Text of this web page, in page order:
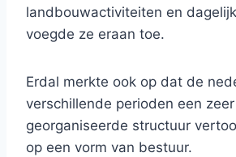
landbouwactiviteiten en
voegde ze eraan toe.
Erdal merkte ook op dat de
verschillende perioden een zeer
georganiseerde structuur
op een vorm van bestuur.